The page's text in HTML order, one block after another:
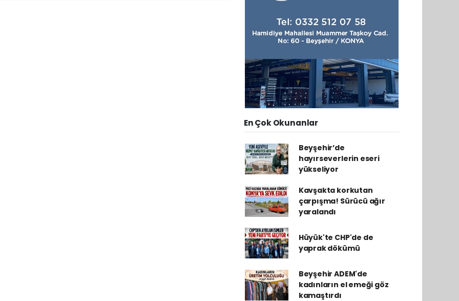
En Çok Okunanlar
Beyşehir’de
hayırseverlerin eseri
yükseliyor
Kavşakta korkutan
çarpışma! Sürücü ağır
yaralandı
Hüyük'te CHP'de de
yaprak dökümü
Beyşehir ADEM'de
kadınların el emeği göz
kamaştırdı